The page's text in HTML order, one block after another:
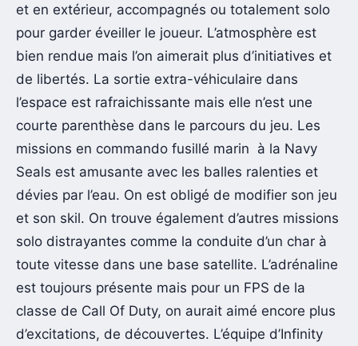
et en extérieur, accompagnés ou totalement solo
pour garder éveiller le joueur. L’atmosphère est
bien rendue mais l’on aimerait plus d’initiatives et
de libertés. La sortie extra-véhiculaire dans
l’espace est rafraichissante mais elle n’est une
courte parenthèse dans le parcours du jeu. Les
missions en commando fusillé marin à la Navy
Seals est amusante avec les balles ralenties et
dévies par l’eau. On est obligé de modifier son jeu
et son skil. On trouve également d’autres missions
solo distrayantes comme la conduite d’un char à
toute vitesse dans une base satellite. L’adrénaline
est toujours présente mais pour un FPS de la
classe de Call Of Duty, on aurait aimé encore plus
d’excitations, de découvertes. L’équipe d’Infinity